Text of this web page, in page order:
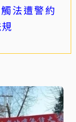
法遭警約